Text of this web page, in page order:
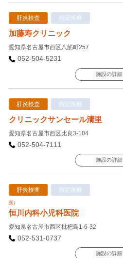
肝炎検査 指定医療
加藤寿クリニック
愛知県名古屋市西区八筋町257
052-504-5231
施設の詳細
肝炎検査 指定医療
クリニックサンセール清里
愛知県名古屋市西区比良3-104
052-504-7111
施設の詳細
肝炎検査 指定医療
医)
恒川内科小児科医院
愛知県名古屋市西区枇杷島1-6-32
052-531-0737
施設の詳細